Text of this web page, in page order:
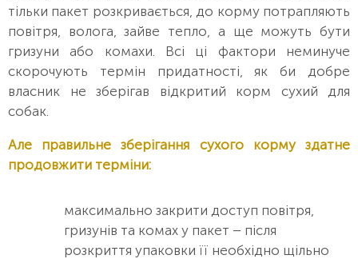
тільки пакет розкривається, до корму потрапляють
повітря, волога, зайве тепло, а ще можуть бути
гризуни або комахи. Всі ці фактори неминуче
скорочують термін придатності, як би добре
власник не зберігав відкритий корм сухий для
собак.
Але правильне зберігання сухого корму здатне
продовжити терміни:
максимально закрити доступ повітря,
гризунів та комах у пакет – після
розкриття упаковки її необхідно щільно